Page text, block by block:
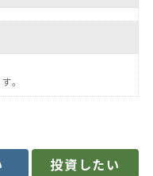
。
投資したい